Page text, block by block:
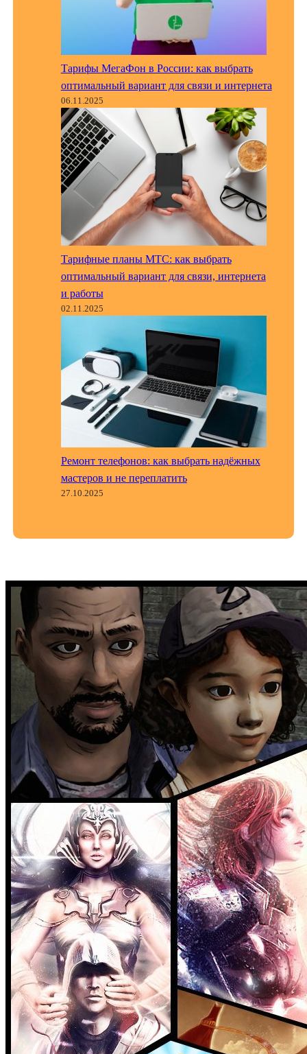
Тарифы МегаФон в России: как выбрать
оптимальный вариант для связи и интернета
06.11.2025
Тарифные планы МТС: как выбрать
оптимальный вариант для связи, интернета
и работы
02.11.2025
Ремонт телефонов: как выбрать надёжных
мастеров и не переплатить
27.10.2025